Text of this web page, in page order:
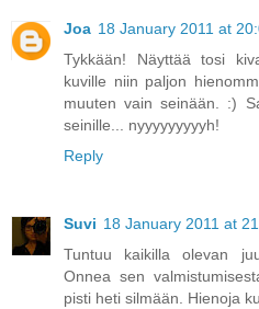
Joa 18 January 2011 at
Tykkään! Näyttää tosi
kuville niin paljon
muuten vain seinään. :)
seinille... nyyyyyyyyyh!
Reply
Suvi 18 January 2011 at
Tuntuu kaikilla olevan
Onnea sen
pisti heti silmään. Hienoja